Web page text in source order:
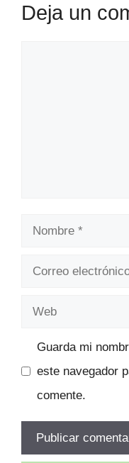
Deja un
Nombre
Correo
Web
Guarda mi
este navegador
comente.